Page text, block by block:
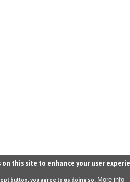
on this site to enhance your user
button, you agree to us doing so. More info